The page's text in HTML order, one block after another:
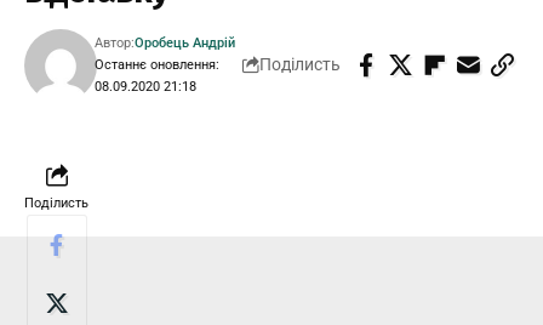
Останнє оновлення:
08.09.2020 21:18
Автор:Оробець Андрій
Поділисть
Поділисть